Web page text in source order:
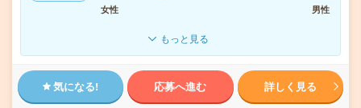
女性
男性
もっと見る
気になる! 応募へ進む 詳しく見る